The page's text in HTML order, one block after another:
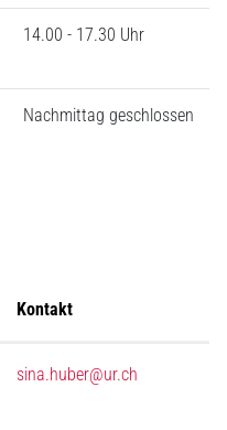
14.00 - 17.30 Uhr
Nachmittag geschlossen
Kontakt
sina.huber@ur.ch